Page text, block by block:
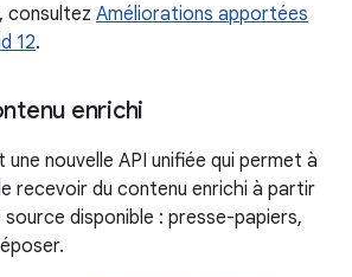
consultez Améliorations apportées
12.
enrichi
nouvelle API unifiée qui permet à
recevoir du contenu enrichi à partir
disponible : presse-papiers,